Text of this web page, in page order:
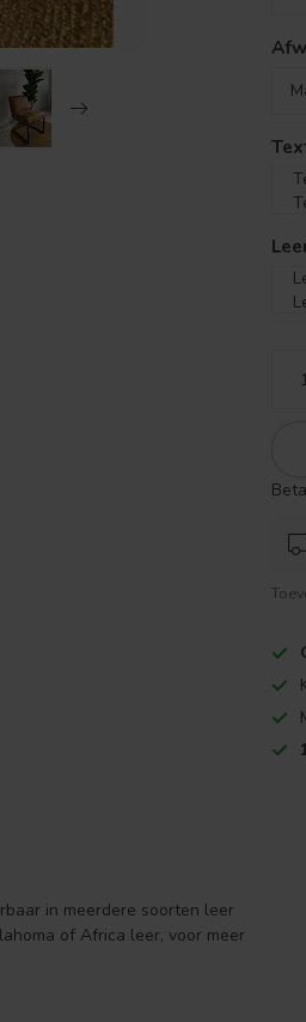
in meerdere soorten leer
of Africa leer, voor meer